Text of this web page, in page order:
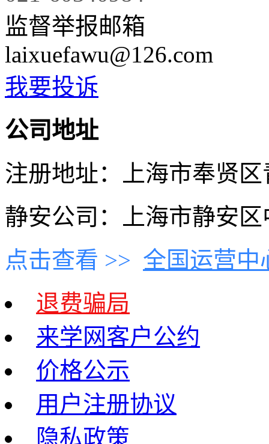
监督举报邮箱
laixuefawu@126.com
我要投诉
公司地址
注册地址：上海市奉贤
静安公司：上海市静安
点击查看 >> 全国运营中
退费骗局
来学网客户公约
价格公示
用户注册协议
隐私政策